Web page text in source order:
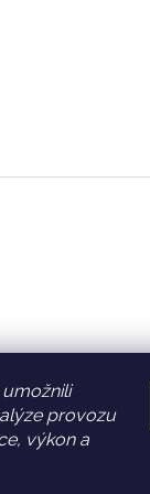
provozu
výkon a
Věrnostní slevy